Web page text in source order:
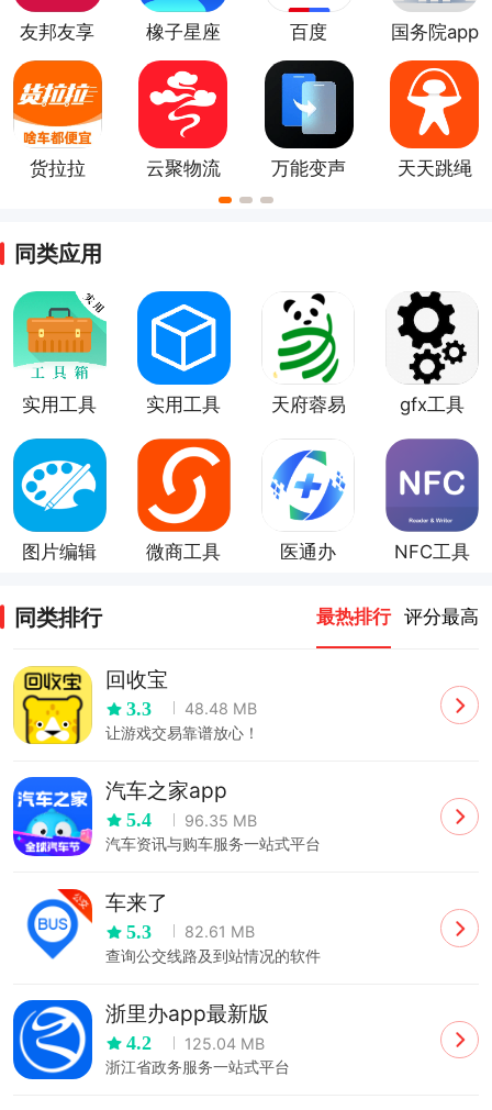
友邦友享
app
橡子星座
软件
百度
CarLife最
新版app
国务院app
货拉拉
云聚物流
万能变声
天天跳绳
同类应用
实用工具
实用工具
天府蓉易
gfx工具
图片编辑
微商工具 医通办
NFC工具
同类排行 最热排行 评分最高
回收宝
3.3
48.48 MB
让游戏交易靠谱放心！
汽车之家app
5.4
96.35 MB
汽车资讯与购车服务一站式平台
车来了
5.3
82.61 MB
查询公交线路及到站情况的软件
浙里办app最新版
4.2
125.04 MB
浙江省政务服务一站式平台